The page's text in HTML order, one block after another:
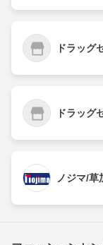
ドラッ
ドラッグ
ノジマ/草